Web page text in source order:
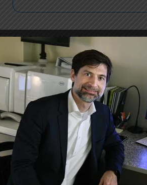
Süti
funkciók működésének
sütiről.A "Szükséges"
a webhely alapvető funkcióihoz.A
tárolják a preferenciáit és releváns
tároljuk a
a böngészési élményt.
Egy 24 éves férfit Ewing-
többféle kemoterápiát és
hagyományos kezelési
daganat molekuláris hátterét vette
A precíziós onkológia megoldása
Az Oncompass Precíziós
NGS-panelen alapuló szekvenálás
Tumor Boardja végezte el, amely
A célzott terápia eredménye és
A beteg rendkívül jól reagált a